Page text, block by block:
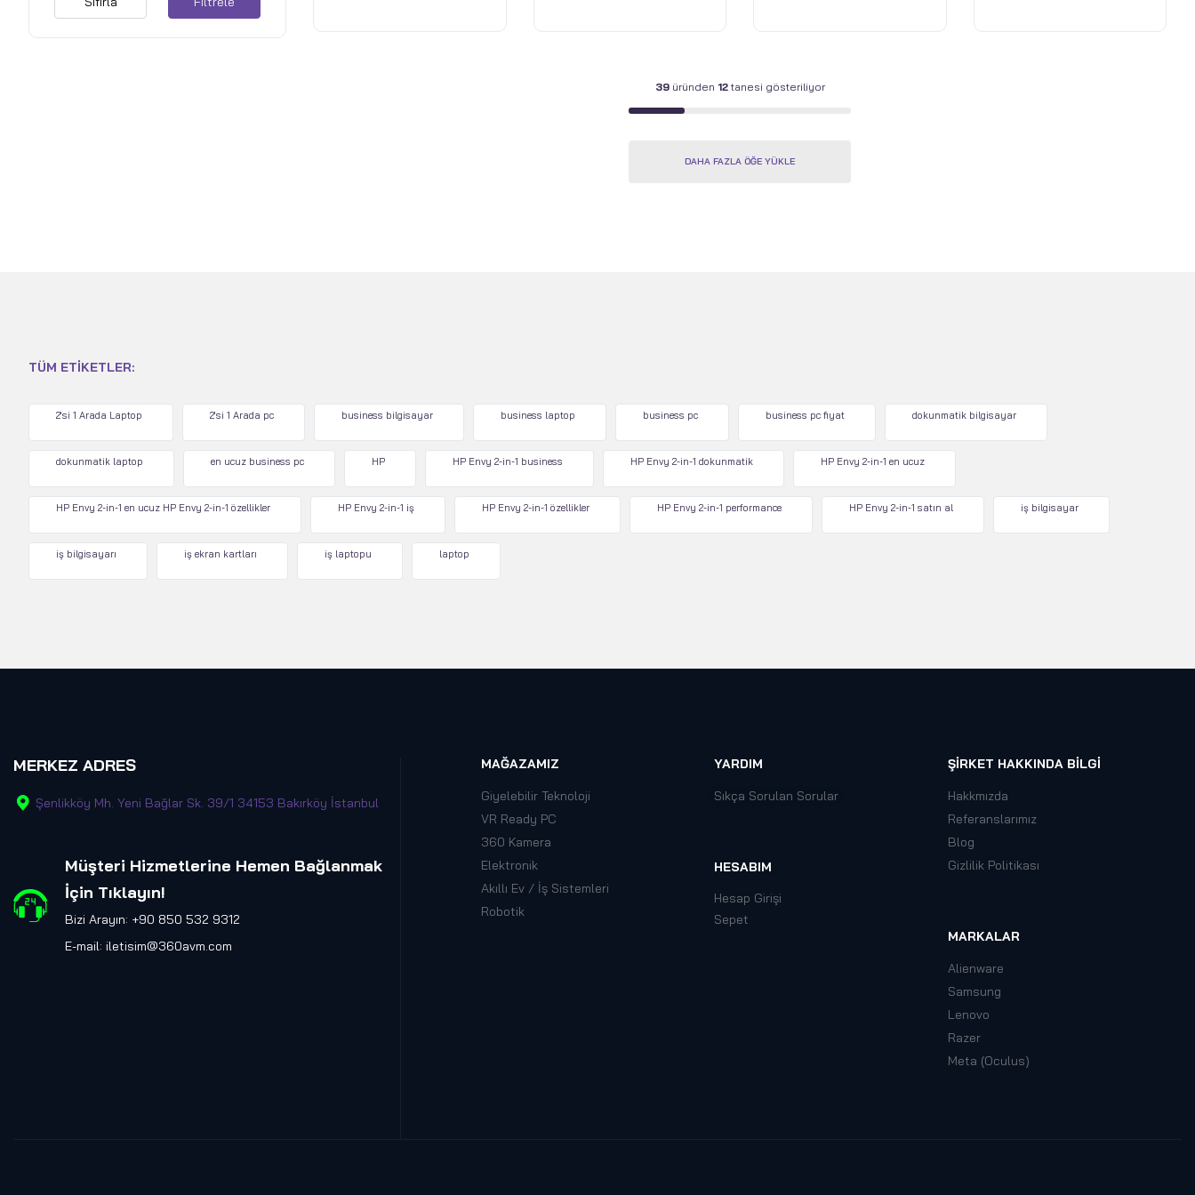
39üründen 12tanesi gösteriliyor
DAHA FAZLA ÖĞE YÜKLE
TÜM ETIKETLER:
2'si 1 Arada Laptop 2'si 1 Arada pc business bilgisayar business laptop business pc business pc fiyat dokunmatik bilgisayar
dokunmatik laptop en ucuz business pc HP HP Envy 2-in-1 business HP Envy 2-in-1 dokunmatik HP Envy 2-in-1 en ucuz
HP Envy 2-in-1 en ucuz HP Envy 2-in-1 özellikler HP Envy 2-in-1 iş HP Envy 2-in-1 özellikler HP Envy 2-in-1 performance HP Envy 2-in-1 satın al iş bilgisayar
iş bilgisayarı iş ekran kartları iş laptopu laptop
MERKEZ ADRES
Şenlikköy Mh. Yeni Bağlar Sk. 39/1 34153 Bakırköy İstanbul
Müşteri Hizmetlerine Hemen Bağlanmak
İçin Tıklayın!
Bizi Arayın: +90 850 532 9312
E-mail: iletisim@360avm.com
MAĞAZAMIZ
Giyelebilir Teknoloji
VR Ready PC
360 Kamera
Elektronik
Akıllı Ev / İş Sistemleri
Robotik
YARDIM
Sıkça Sorulan Sorular
HESABIM
Hesap Girişi
Sepet
ŞIRKET HAKKINDA BILGI
Hakkmızda
Referanslarımız
Blog
Gizlilik Politikası
MARKALAR
Alienware
Samsung
Lenovo
Razer
Meta (Oculus)